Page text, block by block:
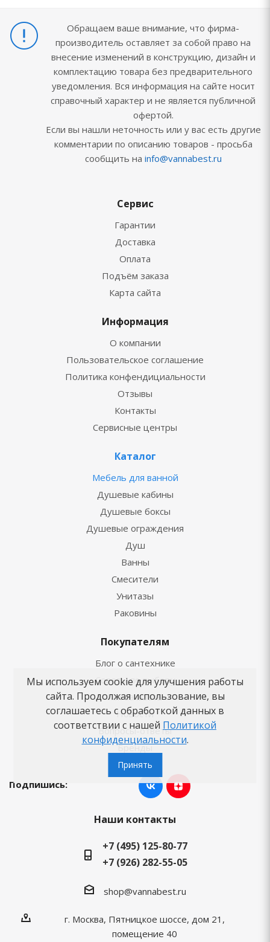
Обращаем ваше внимание, что фирма-
производитель оставляет за собой право на
внесение изменений в конструкцию, дизайн и
комплектацию товара без предварительного
уведомления. Вся информация на сайте носит
справочный характер и не является публичной
офертой.
Если вы нашли неточность или у вас есть другие
комментарии по описанию товаров - просьба
сообщить на info@vannabest.ru
Сервис
Гарантии
Доставка
Оплата
Подъём заказа
Карта сайта
Информация
О компании
Пользовательское соглашение
Политика конфендициальности
Отзывы
Контакты
Сервисные центры
Каталог
Мебель для ванной
Душевые кабины
Душевые боксы
Душевые ограждения
Душ
Ванны
Смесители
Унитазы
Раковины
Покупателям
Блог о сантехнике
Советы по выбору
Как заказать
Новости
Вопросы-ответы
Бренды
Подпишись:
Наши контакты
+7 (495) 125-80-77
+7 (926) 282-55-05
shop@vannabest.ru
г. Москва, Пятницкое шоссе, дом 21,
помещение 40
Мы используем cookie для улучшения работы
сайта. Продолжая использование, вы
соглашаетесь с обработкой данных в
соответствии с нашей Политикой
конфиденциальности.
Принять